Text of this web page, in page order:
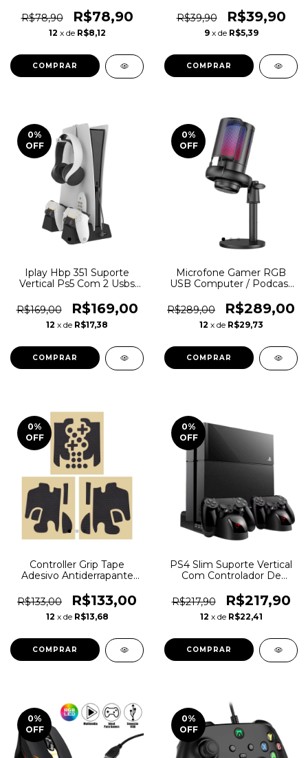
R$78,90
R$78,90
12 x de R$8,12
R$39,90
R$39,90
9 x de R$5,39
0%
OFF
Iplay Hbp 351 Suporte
Vertical Ps5 Com 2 Usbs
R$169,00
R$169,00
12 x de R$17,38
0%
OFF
Microfone Gamer RGB
USB Computer / Podcast
R$289,00
R$289,00
12 x de R$29,73
0%
OFF
Controller Grip Tape
Adesivo Antiderrapante
X2 Pro Handle Botões
R$133,00 R$133,00
12 x de R$13,68
COMPRAR
0%
OFF
PS4 Slim Suporte Vertical
Com Controlador De
Do Refrigerador
Carregador Estação De
Carregamento
R$217,90 R$217,90
12 x de R$22,41
0%
OFF
0%
OFF